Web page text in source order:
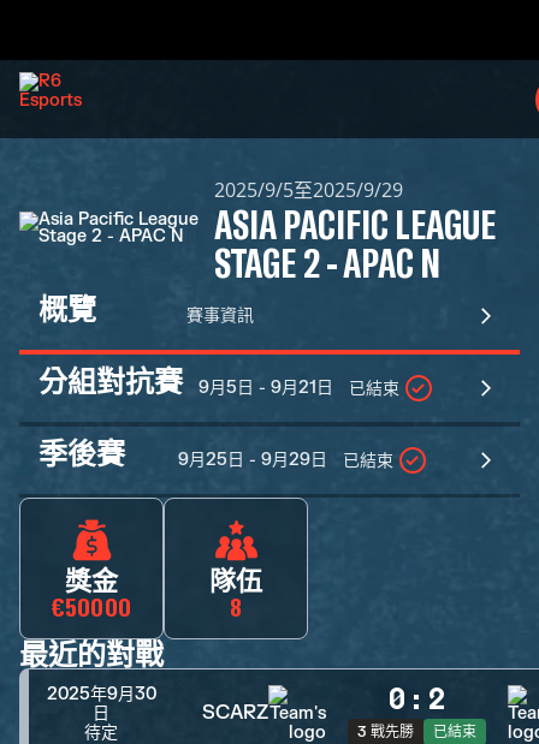
2025/9/5至2025/9/29
ASIA PACIFIC LEAGUE
STAGE 2 - APAC N
概覽 賽事資訊
分組對抗賽 9月5日 - 9月21日 已結束
季後賽 9月25日 - 9月29日 已結束
獎金
€50000
隊伍
8
最近的對戰
2025年9月30
日
待定
SCARZ 0 : 2
3 戰先勝 已結束